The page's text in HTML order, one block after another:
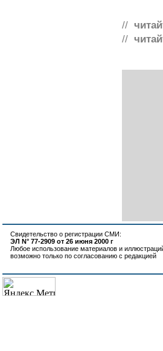
//
//
Свидетельство о регистрации СМИ:
ЭЛ N° 77-2909 от 26 июня 2000 г
Любое использование материалов и
возможно только по согласованию с редакцией